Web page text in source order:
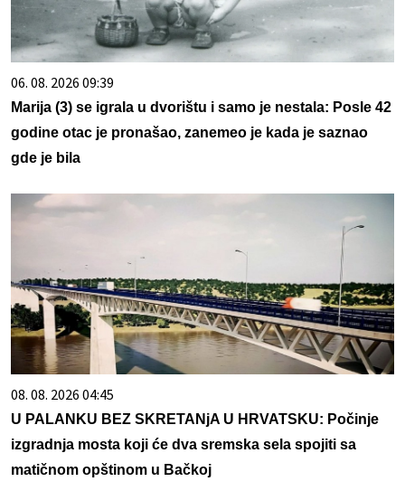
06. 08. 2026 09:39
Marija (3) se igrala u dvorištu i samo je nestala: Posle 42
godine otac je pronašao, zanemeo je kada je saznao
gde je bila
08. 08. 2026 04:45
U PALANKU BEZ SKRETANjA U HRVATSKU: Počinje
izgradnja mosta koji će dva sremska sela spojiti sa
matičnom opštinom u Bačkoj